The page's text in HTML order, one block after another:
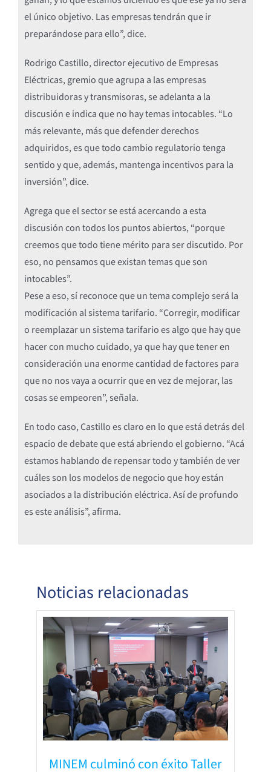
el único objetivo. Las empresas tendrán que ir
preparándose para ello”, dice.
Rodrigo Castillo, director ejecutivo de Empresas
Eléctricas, gremio que agrupa a las empresas
distribuidoras y transmisoras, se adelanta a la
discusión e indica que no hay temas intocables. “Lo
más relevante, más que defender derechos
adquiridos, es que todo cambio regulatorio tenga
sentido y que, además, mantenga incentivos para la
inversión”, dice.
Agrega que el sector se está acercando a esta
discusión con todos los puntos abiertos, “porque
creemos que todo tiene mérito para ser discutido. Por
eso, no pensamos que existan temas que son
intocables”.
Pese a eso, sí reconoce que un tema complejo será la
modificación al sistema tarifario. “Corregir, modificar
o reemplazar un sistema tarifario es algo que hay que
hacer con mucho cuidado, ya que hay que tener en
consideración una enorme cantidad de factores para
que no nos vaya a ocurrir que en vez de mejorar, las
cosas se empeoren”, señala.
En todo caso, Castillo es claro en lo que está detrás del
espacio de debate que está abriendo el gobierno. “Acá
estamos hablando de repensar todo y también de ver
cuáles son los modelos de negocio que hoy están
asociados a la distribución eléctrica. Así de profundo
es este análisis”, afirma.
Noticias relacionadas
MINEM culminó con éxito Taller